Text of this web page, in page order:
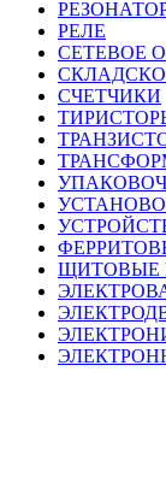
РЕЛЕ
СЕТЕВОЕ
СЧЕТЧИКИ
ЩИТОВЫЕ